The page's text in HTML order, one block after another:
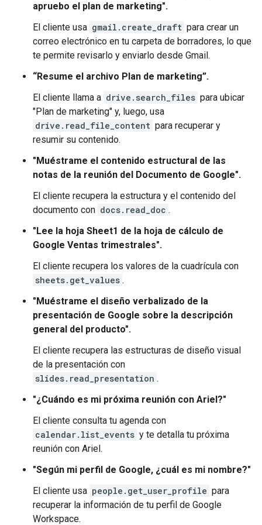
apruebo el plan de marketing".
El cliente usa gmail.create_draft para crear un
correo electrónico en tu carpeta de borradores, lo que
te permite revisarlo y enviarlo desde Gmail.
“Resume el archivo Plan de marketing”.
El cliente llama a drive.search_files para ubicar
"Plan de marketing" y, luego, usa
drive.read_file_content para recuperar y
resumir su contenido.
"Muéstrame el contenido estructural de las
notas de la reunión del Documento de Google".
El cliente recupera la estructura y el contenido del
documento con docs.read_doc .
"Lee la hoja Sheet1 de la hoja de cálculo de
Google Ventas trimestrales".
El cliente recupera los valores de la cuadrícula con
sheets.get_values .
"Muéstrame el diseño verbalizado de la
presentación de Google sobre la descripción
general del producto".
El cliente recupera las estructuras de diseño visual
de la presentación con
slides.read_presentation .
"¿Cuándo es mi próxima reunión con Ariel?"
El cliente consulta tu agenda con
calendar.list_events y te detalla tu próxima
reunión con Ariel.
"Según mi perfil de Google, ¿cuál es mi nombre?"
El cliente usa people.get_user_profile para
recuperar la información de tu perfil de Google
Workspace.